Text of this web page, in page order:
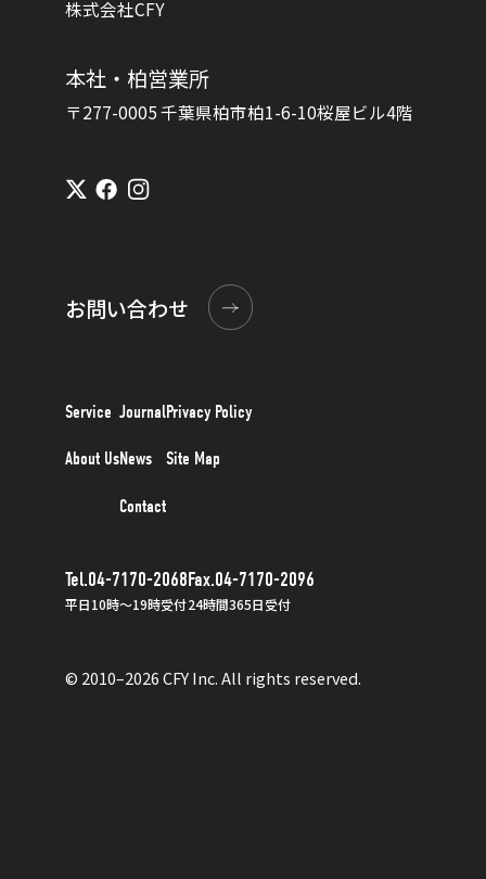
株式会社CFY
本社・柏営業所
〒277-0005 千葉県柏市柏1-6-10桜屋ビル4階
© 2010–2026 CFY Inc. All rights reserved.
お問い合わせ
Service
About Us
Journal
News
Contact
Privacy Policy
Site Map
Tel.04-7170-2068
平日10時〜19時受付
Fax.04-7170-2096
24時間365日受付